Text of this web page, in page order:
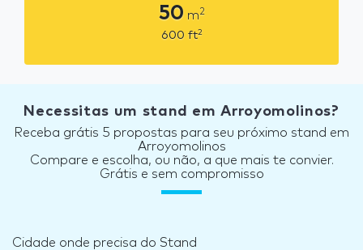
50 m2
600 ft2
Necessitas um stand em Arroyomolinos?
Receba grátis 5 propostas para seu próximo stand em
Arroyomolinos
Compare e escolha, ou não, a que mais te convier.
Grátis e sem compromisso
Cidade onde precisa do Stand